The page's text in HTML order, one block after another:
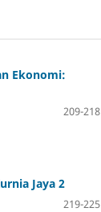
Ekonomi:
209-218
Jaya 2
219-225